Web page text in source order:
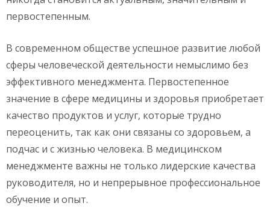
первостепенным.
В современном обществе успешное развитие любой
сферы человеческой деятельности немыслимо без
эффективного менеджмента. Первостепенное
значение в сфере медицины и здоровья приобретает
качество продуктов и услуг, которые трудно
переоценить, так как они связаны со здоровьем, а
подчас и с жизнью человека. В медицинском
менеджменте важны не только лидерские качества
руководителя, но и непрерывное профессиональное
обучение и опыт.